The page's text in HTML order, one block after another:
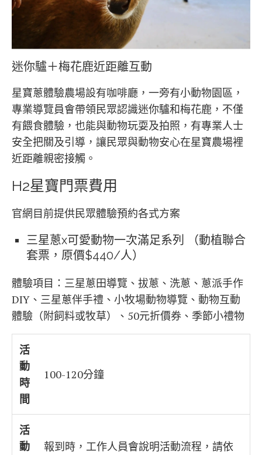
迷你驢＋梅花鹿近距離互動
星寶蔥體驗農場設有咖啡廳，一旁有小動物園區，
專業導覽員會帶領民眾認識迷你驢和梅花鹿，不僅
有餵食體驗，也能與動物玩耍及拍照，有專業人士
安全把關及引導，讓民眾與動物安心在星寶農場裡
近距離親密接觸。
H2星寶門票費用
官網目前提供民眾體驗預約各式方案
三星蔥x可愛動物一次滿足系列 （動植聯合
套票，原價$440/人）
體驗項目：三星蔥田導覽、拔蔥、洗蔥、蔥派手作
DIY、三星蔥伴手禮、小牧場動物導覽、動物互動
體驗（附飼料或牧草）、50元折價券、季節小禮物
活
動
時
間
100-120分鐘
活
動
報到時，工作人員會說明活動流程，請依